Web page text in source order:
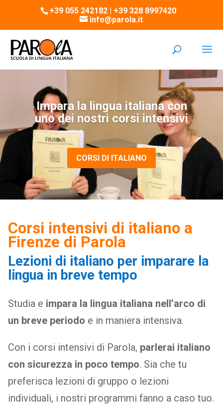
+39 055 242182 | +39 328 8997420
info@parola.it
Impara la lingua italiana con
uno dei nostri corsi intensivi
CORSI DI ITALIANO
Corsi intensivi di italiano a
Firenze di Parola
Lezioni di italiano per imparare la
lingua in breve tempo
Studia e impara la lingua italiana nell’arco di
un breve periodo e in maniera intensiva.
Con i corsi intensivi di Parola, parlerai italiano
con sicurezza in poco tempo. Sia che tu
preferisca lezioni di gruppo o lezioni
individuali, i nostri programmi fanno a caso tuo.